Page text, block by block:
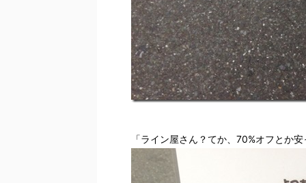
「ライン屋さん？てか、70%オフとか